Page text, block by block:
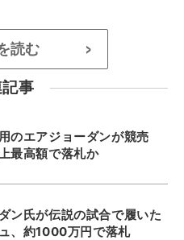
読む >
事
のエアジョーダンが競売
最高額で落札か
ン氏が伝説の試合で履いた
、約1000万円で落札